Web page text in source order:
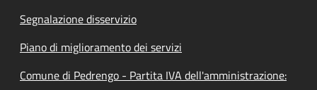
Segnalazione disservizio
Piano di miglioramento dei servizi
Comune di Pedrengo - Partita IVA dell'amministrazione: